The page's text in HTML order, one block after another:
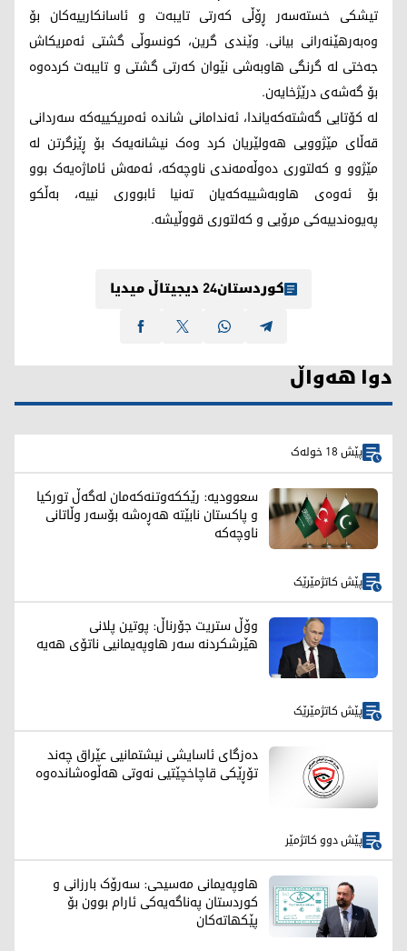
تیشکی خستەسەر ڕۆڵی کەرتی تایبەت و ئاسانکارییەکان بۆ
وەبەرهێنەرانی بیانی. وێندی گرین، کونسوڵی گشتی ئەمریکاش
جەختی لە گرنگی هاوبەشی نێوان کەرتی گشتی و تایبەت کردەوە
بۆ گەشەی درێژخایەن.
لە کۆتایی گەشتەکەیاندا، ئەندامانی شاندە ئەمریکییەکە سەردانی
قەڵای مێژوویی هەولێریان کرد وەک نیشانەیەک بۆ ڕێزگرتن لە
مێژوو و کەلتوری دەوڵەمەندی ناوچەکە، ئەمەش ئاماژەیەک بوو
بۆ ئەوەی هاوبەشییەکەیان تەنیا ئابووری نییە، بەڵکو
پەیوەندییەکی مرۆیی و کەلتوری قووڵیشە.
کوردستان24 دیجیتاڵ میدیا
دوا هەواڵ
پێش 18 خولەک
سعوودیە: رێککەوتنەکەمان لەگەڵ تورکیا
و پاکستان نابێتە هەڕەشە بۆسەر وڵاتانی
ناوچەکە
پێش کاتژمێرێک
وۆڵ ستریت جۆرناڵ: پوتین پلانی
هێرشکردنە سەر هاوپەیمانیی ناتۆی هەیە
پێش کاتژمێرێک
دەزگای ئاسایشی نیشتمانیی عێراق چەند
تۆڕێکی قاچاخچێتیی نەوتی هەڵوەشاندەوە
پێش دوو کاتژمێر
هاوپەیمانی مەسیحی: سەرۆک بارزانی و
کوردستان په‌ناگه‌یه‌كی ئارام بوون بۆ
پێکهاتەکان